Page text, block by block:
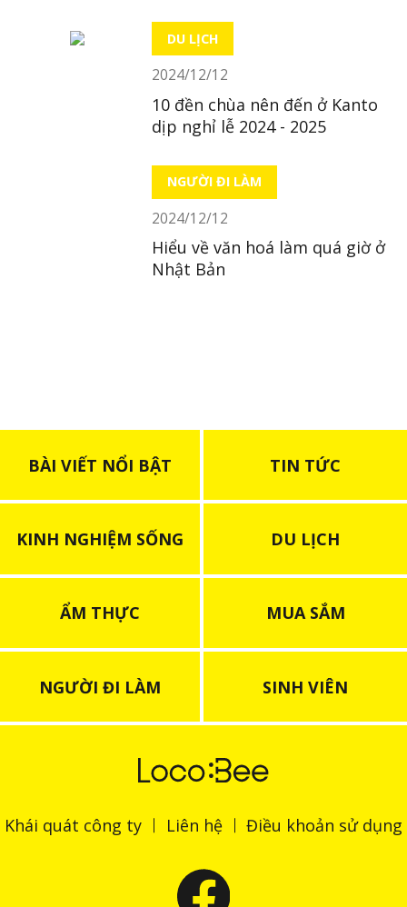
DU LỊCH
2024/12/12
10 đền chùa nên đến ở Kanto
dịp nghỉ lễ 2024 - 2025
NGƯỜI ĐI LÀM
2024/12/12
Hiểu về văn hoá làm quá giờ ở
Nhật Bản
BÀI VIẾT NỔI BẬT TIN TỨC
KINH NGHIỆM SỐNG DU LỊCH
ẨM THỰC MUA SẮM
NGƯỜI ĐI LÀM SINH VIÊN
Khái quát công ty Liên hệ Điều khoản sử dụng